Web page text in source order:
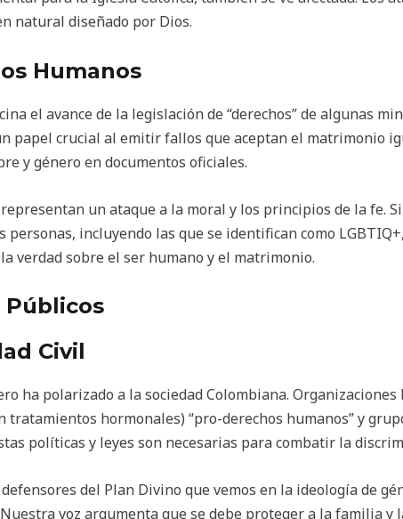
natural diseñado por Dios.
Humanos
el avance de la legislación de “derechos” de algunas
papel crucial al emitir fallos que aceptan el matrimonio
y género en documentos oficiales.
un ataque a la moral y los principios de la fe.
personas, incluyendo las que se identifican como
verdad sobre el ser humano y el matrimonio.
Públicos
Civil
ha polarizado a la sociedad Colombiana.
hormonales) “pro-derechos humanos” y
políticas y leyes son necesarias para combatir la
del Plan Divino que vemos en la ideología de
voz argumenta que se debe proteger a la familia y